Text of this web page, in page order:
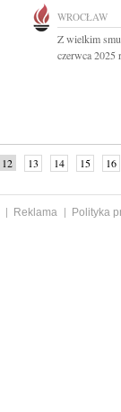
WROCŁAW
Z wielkim
czerwca 2025
12 13 14 15 16
Reklama
Polityka